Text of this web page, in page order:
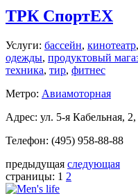
ТРК СпортЕХ
Услуги: бассейн, кинотеатр,
одежды, продуктовый
техника, тир, фитнес
Метро: Авиамоторная
Адрес: ул. 5-я Кабельная,
Телефон: (495) 958-88-88
предыдущая следующая
страницы: 1 2